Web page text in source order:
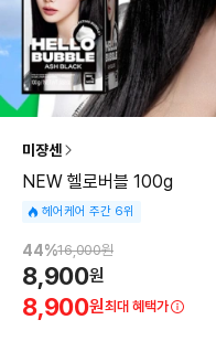
미쟝센
NEW 헬로버블 100g
헤어케어 주간 6위
44%16,000원
8,900원
8,900원최대 혜택가